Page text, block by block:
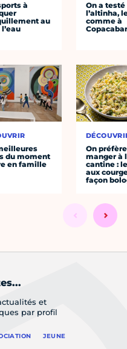
à
au
du moment
en famille
On a testé
l’altinha,
comme à
On préfère
manger à
cantine :
aux
façon
et
par profil
JEUNE